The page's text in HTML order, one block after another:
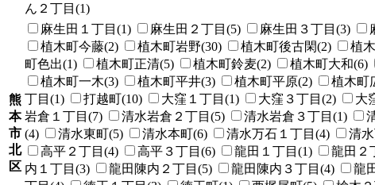
ん２丁目(1)
熊
本
市
北
区
麻生田１丁目(1) 麻生田２丁目(5) 麻生田３丁目(3)
植木町今藤(2)
植木町岩野(30) 植木町後古閑(2) 植
町色出(1)
植木町正清(5) 植木町鈴麦(2) 植木町大和(6)
植木町一木(3)
植木町平井(3) 植木町平原(2) 植木町
丁目(1)
打越町(10) 大窪１丁目(1) 大窪３丁目(2) 大
岩倉１丁目(7)
清水岩倉２丁目(5) 清水岩倉３丁目(1)
(4)
清水東町(5) 清水本町(6) 清水万石１丁目(4) 清
高平２丁目(4)
高平３丁目(6) 龍田１丁目(1) 龍田２
内１丁目(3)
龍田陳内２丁目(5) 龍田陳内３丁目(4) 龍